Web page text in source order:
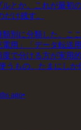
とか。これが最初
だけ残す。
別に分類した。こ
用」「データ転送
度で分ける方が実用
うもの、たまにしか
ago•